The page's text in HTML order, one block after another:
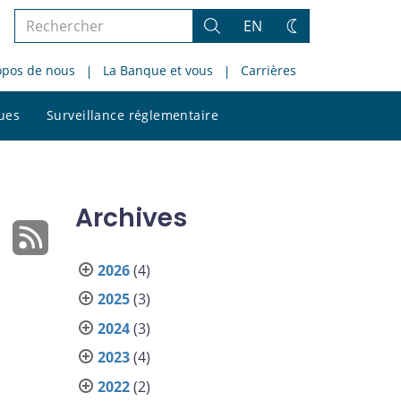
Rechercher
le
site
Rechercher
EN
Changez
thème
de nous La Banque et vous Carrières
Surveillance réglementaire
le
Archives
2026(4)
2025(3)
2024(3)
2023(4)
2022(2)